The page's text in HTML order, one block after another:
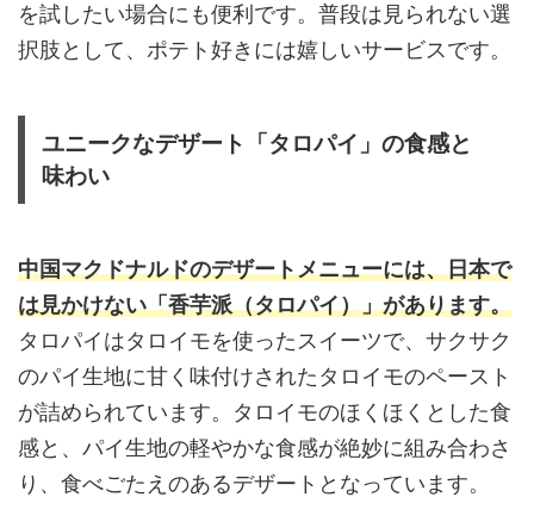
を試したい場合にも便利です。普段は見られない選
択肢として、ポテト好きには嬉しいサービスです。
ユニークなデザート「タロパイ」の食感と
味わい
中国マクドナルドのデザートメニューには、日本で
は見かけない「香芋派（タロパイ）」があります。
タロパイはタロイモを使ったスイーツで、サクサク
のパイ生地に甘く味付けされたタロイモのペースト
が詰められています。タロイモのほくほくとした食
感と、パイ生地の軽やかな食感が絶妙に組み合わさ
り、食べごたえのあるデザートとなっています。